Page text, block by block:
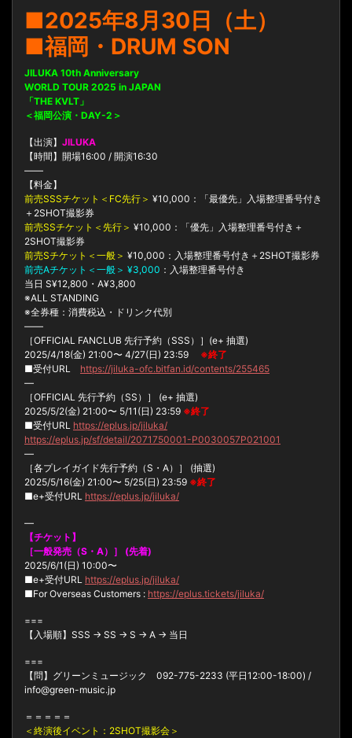
■2025年8月30日（土）
■福岡・DRUM SON
JILUKA 10th Anniversary
WORLD TOUR 2025 in JAPAN
「THE KVLT」
＜福岡公演・DAY-2＞
【出演】 JILUKA
【時間】開場16:00 / 開演16:30
——
【料金】
前売SSSチケット＜FC先行＞ ¥10,000：「最優先」入場整理番号付き
＋2SHOT撮影券
前売SSチケット＜先行＞ ¥10,000：「優先」入場整理番号付き＋
2SHOT撮影券
前売Sチケット＜一般＞ ¥10,000：入場整理番号付き＋2SHOT撮影券
前売Aチケット＜一般＞ ¥3,000 ：入場整理番号付き
当日 S¥12,800・A¥3,800
※ALL STANDING
※全券種：消費税込・ドリンク代別
——
［OFFICIAL FANCLUB 先行予約（SSS）］(e+ 抽選)
2025/4/18(金) 21:00〜 4/27(日) 23:59
※終了
■受付URL https://jiluka-ofc.bitfan.id/contents/255465
—
［OFFICIAL 先行予約（SS）］ (e+ 抽選)
2025/5/2(金) 21:00〜 5/11(日) 23:59 ※終了
■受付URL https://eplus.jp/jiluka/
https://eplus.jp/sf/detail/2071750001-P0030057P021001
—
［各プレイガイド先行予約（S・A）］ (抽選)
2025/5/16(金) 21:00〜 5/25(日) 23:59 ※終了
■e+受付URL https://eplus.jp/jiluka/
—
【チケット】
［一般発売（S・A）］ (先着)
2025/6/1(日) 10:00〜
■e+受付URL https://eplus.jp/jiluka/
■For Overseas Customers : https://eplus.tickets/jiluka/
===
【入場順】SSS → SS → S → A → 当日
===
【問】グリーンミュージック 092-775-2233 (平日12:00-18:00) /
info@green-music.jp
＝＝＝＝＝
＜終演後イベント：2SHOT撮影会＞